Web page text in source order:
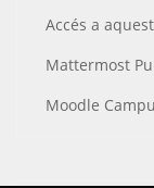
Accés a
Mattermost
Moodle